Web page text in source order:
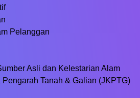
Pelanggan
Asli dan Kelestarian Alam
Tanah & Galian (JKPTG)